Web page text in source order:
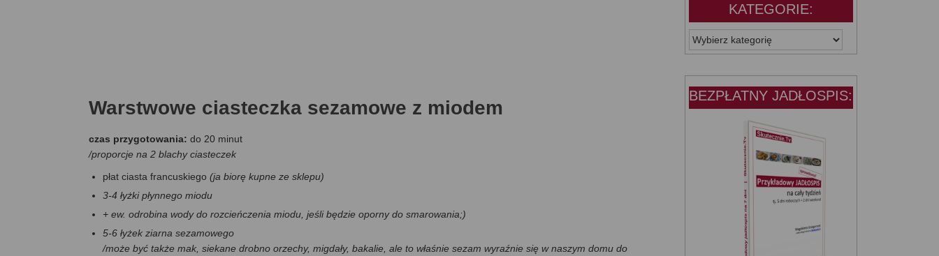
Warstwowe ciasteczka sezamowe z miodem
czas przygotowania: do 20 minut
/proporcje na 2 blachy ciasteczek
płat ciasta francuskiego (ja biorę kupne ze sklepu)
3-4 łyżki płynnego miodu
+ ew. odrobina wody do rozcieńczenia miodu, jeśli będzie oporny do smarowania;)
5-6 łyżek ziarna sezamowego
/może być także mak, siekane drobno orzechy, migdały, bakalie, ale to właśnie sezam wyraźnie się w naszym domu do
KATEGORIE:
WSZYSTKIE
KATEGORIE:
BEZPŁATNY JADŁOSPIS: